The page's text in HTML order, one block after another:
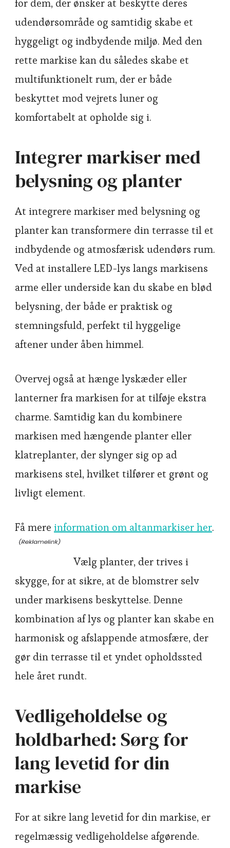
for dem, der ønsker at beskytte deres
udendørsområde og samtidig skabe et
hyggeligt og indbydende miljø. Med den
rette markise kan du således skabe et
multifunktionelt rum, der er både
beskyttet mod vejrets luner og
komfortabelt at opholde sig i.
Integrer markiser med
belysning og planter
At integrere markiser med belysning og
planter kan transformere din terrasse til et
indbydende og atmosfærisk udendørs rum.
Ved at installere LED-lys langs markisens
arme eller underside kan du skabe en blød
belysning, der både er praktisk og
stemningsfuld, perfekt til hyggelige
aftener under åben himmel.
Overvej også at hænge lyskæder eller
lanterner fra markisen for at tilføje ekstra
charme. Samtidig kan du kombinere
markisen med hængende planter eller
klatreplanter, der slynger sig op ad
markisens stel, hvilket tilfører et grønt og
livligt element.
Få mere information om altanmarkiser her.
Vælg planter, der trives i
skygge, for at sikre, at de blomstrer selv
under markisens beskyttelse. Denne
kombination af lys og planter kan skabe en
harmonisk og afslappende atmosfære, der
gør din terrasse til et yndet opholdssted
hele året rundt.
Vedligeholdelse og
holdbarhed: Sørg for
lang levetid for din
markise
For at sikre lang levetid for din markise, er
regelmæssig vedligeholdelse afgørende.